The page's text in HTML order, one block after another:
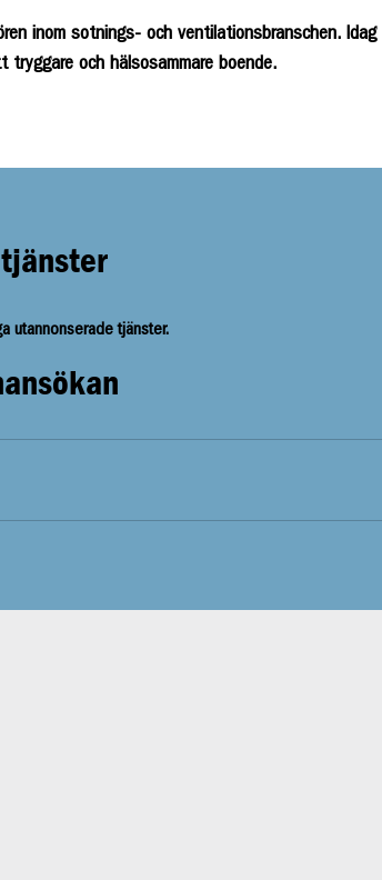
inom sotnings- och ventilationsbranschen. Idag
och hälsosammare boende.
utannonserade tjänster.